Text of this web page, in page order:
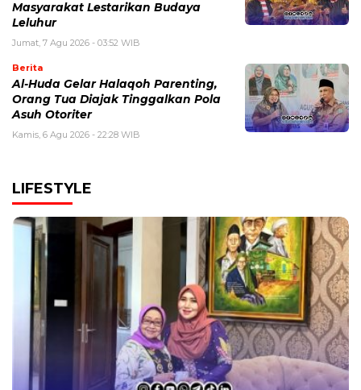
Masyarakat Lestarikan Budaya
Leluhur
Jumat, 7 Agu 2026 - 03:52 WIB
Berita
Al-Huda Gelar Halaqoh Parenting,
Orang Tua Diajak Tinggalkan Pola
Asuh Otoriter
Kamis, 6 Agu 2026 - 22:28 WIB
LIFESTYLE